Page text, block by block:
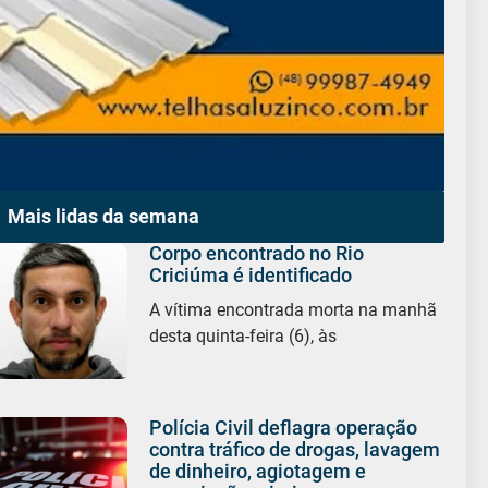
Mais lidas da semana
Corpo encontrado no Rio
Criciúma é identificado
A vítima encontrada morta na manhã
desta quinta-feira (6), às
Polícia Civil deflagra operação
contra tráfico de drogas, lavagem
de dinheiro, agiotagem e